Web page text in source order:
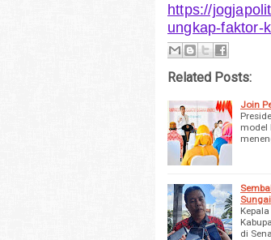
https://
ungkap-faktor-
Related Posts:
Join
model
Sungai
di